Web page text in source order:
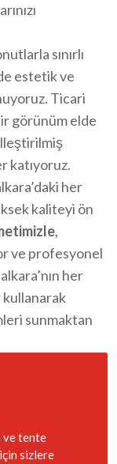
sınırlı
estetik ve
Ticari
görünüm elde
katıyoruz.
her
kaliteyi ön
,
ve profesyonel
her
kullanarak
sunmaktan
ve tente
sizlere